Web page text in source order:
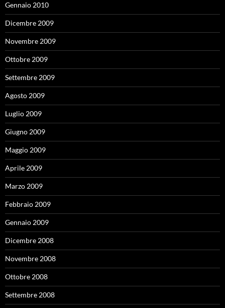
Gennaio 2010
Dicembre 2009
Novembre 2009
Ottobre 2009
Settembre 2009
Agosto 2009
Luglio 2009
Giugno 2009
Maggio 2009
Aprile 2009
Marzo 2009
Febbraio 2009
Gennaio 2009
Dicembre 2008
Novembre 2008
Ottobre 2008
Settembre 2008